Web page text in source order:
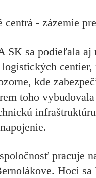
centrá - zázemie
SK sa podieľala aj
kde
toho
pracuje
Hoci